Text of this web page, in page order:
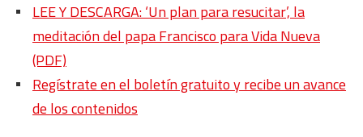
LEE Y DESCARGA: ‘Un plan para resucitar’, la
meditación del papa Francisco para Vida Nueva
(PDF)
Regístrate en el boletín gratuito y recibe un avance
de los contenidos